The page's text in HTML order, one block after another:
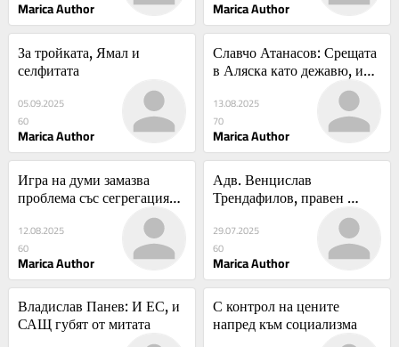
Marica Author Marica Author
За тройката, Ямал и
селфитата
05.09.2025
60
Marica Author
Славчо Атанасов: Срещата
в Аляска като дежавю, или
защо Европа я няма на
масата
13.08.2025
70
Marica Author
Игра на думи замазва
проблема със сегрегацията
12.08.2025
60
Marica Author
Адв. Венцислав
Трендафилов, правен
експерт: Промените в
Закона за движение по
пътищата нарушават
правото на ЕС
29.07.2025
60
Marica Author
Владислав Панев: И ЕС, и
САЩ губят от митата
С контрол на цените
напред към социализма